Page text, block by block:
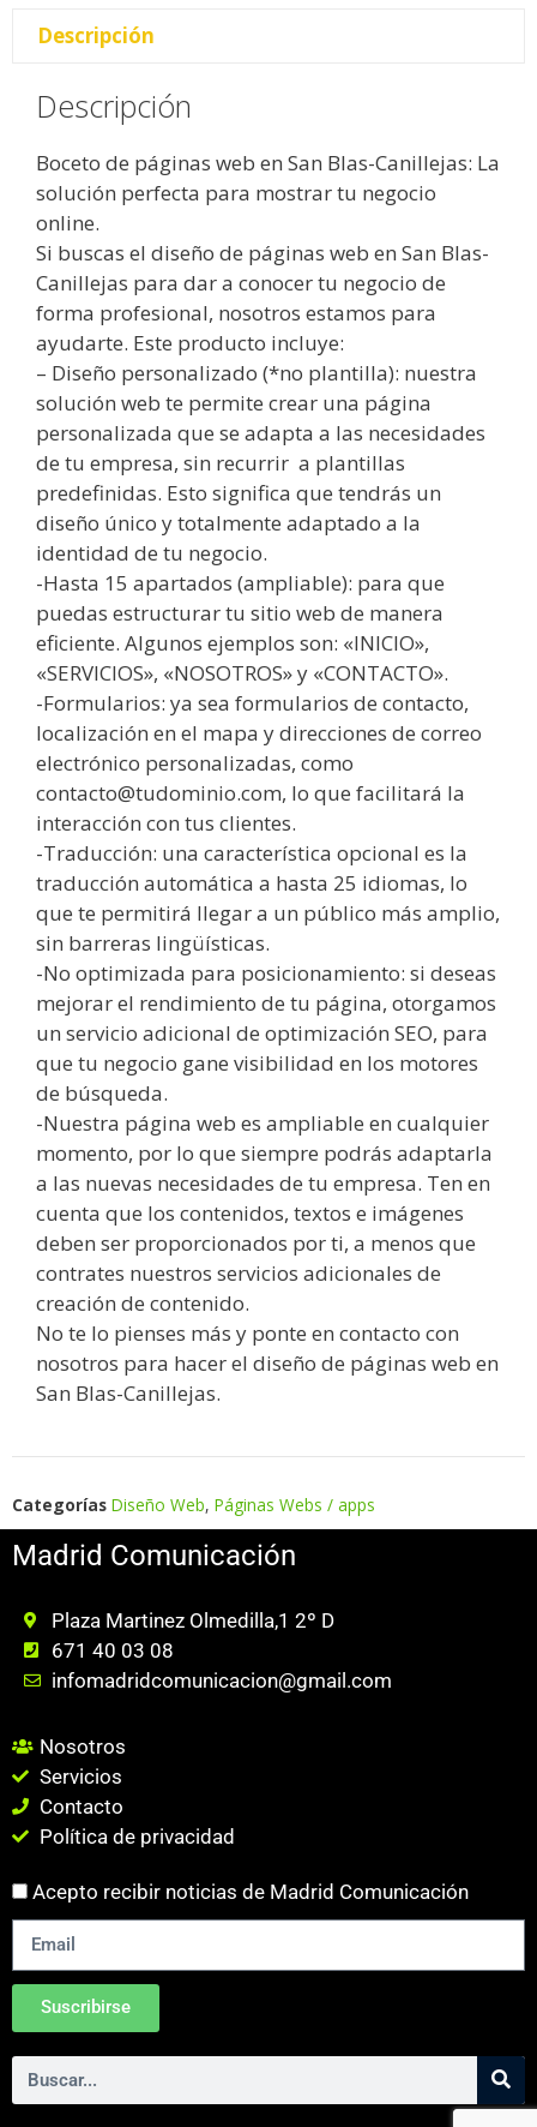
Descripción
Descripción
Boceto de páginas web en San Blas-Canillejas: La
solución perfecta para mostrar tu negocio
online.
Si buscas el diseño de páginas web en San Blas-
Canillejas para dar a conocer tu negocio de
forma profesional, nosotros estamos para
ayudarte. Este producto incluye:
– Diseño personalizado (*no plantilla): nuestra
solución web te permite crear una página
personalizada que se adapta a las necesidades
de tu empresa, sin recurrir a plantillas
predefinidas. Esto significa que tendrás un
diseño único y totalmente adaptado a la
identidad de tu negocio.
-Hasta 15 apartados (ampliable): para que
puedas estructurar tu sitio web de manera
eficiente. Algunos ejemplos son: «INICIO»,
«SERVICIOS», «NOSOTROS» y «CONTACTO».
-Formularios: ya sea formularios de contacto,
localización en el mapa y direcciones de correo
electrónico personalizadas, como
contacto@tudominio.com, lo que facilitará la
interacción con tus clientes.
-Traducción: una característica opcional es la
traducción automática a hasta 25 idiomas, lo
que te permitirá llegar a un público más amplio,
sin barreras lingüísticas.
-No optimizada para posicionamiento: si deseas
mejorar el rendimiento de tu página, otorgamos
un servicio adicional de optimización SEO, para
que tu negocio gane visibilidad en los motores
de búsqueda.
-Nuestra página web es ampliable en cualquier
momento, por lo que siempre podrás adaptarla
a las nuevas necesidades de tu empresa. Ten en
cuenta que los contenidos, textos e imágenes
deben ser proporcionados por ti, a menos que
contrates nuestros servicios adicionales de
creación de contenido.
No te lo pienses más y ponte en contacto con
nosotros para hacer el diseño de páginas web en
San Blas-Canillejas.
Categorías Diseño Web, Páginas Webs / apps
Madrid Comunicación
Plaza Martinez Olmedilla,1 2º D
671 40 03 08
infomadridcomunicacion@gmail.com
Nosotros
Servicios
Contacto
Política de privacidad
Acepto recibir noticias de Madrid Comunicación
Suscribirse